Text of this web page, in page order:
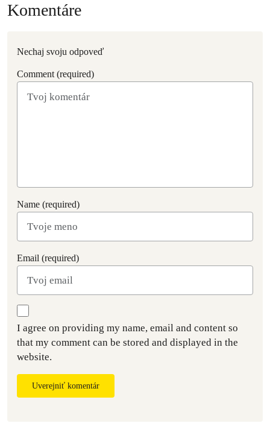
Komentáre
Nechaj svoju odpoveď
Comment (required)
Name (required)
Email (required)
I agree on providing my name, email and content so
that my comment can be stored and displayed in the
website.
Uverejniť komentár